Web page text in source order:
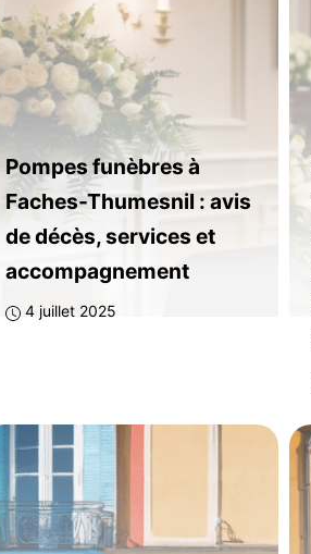
Pompes funèbres à
Faches-Thumesnil : avis
de décès, services et
accompagnement
4 juillet 2025